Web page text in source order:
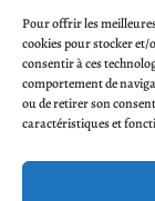
Pour offrir les
cookies pour stocker et/
consentir à ces
comportement de
ou de retirer son
caractéristiques et
84000
04 65 87 93
06 60 75 15